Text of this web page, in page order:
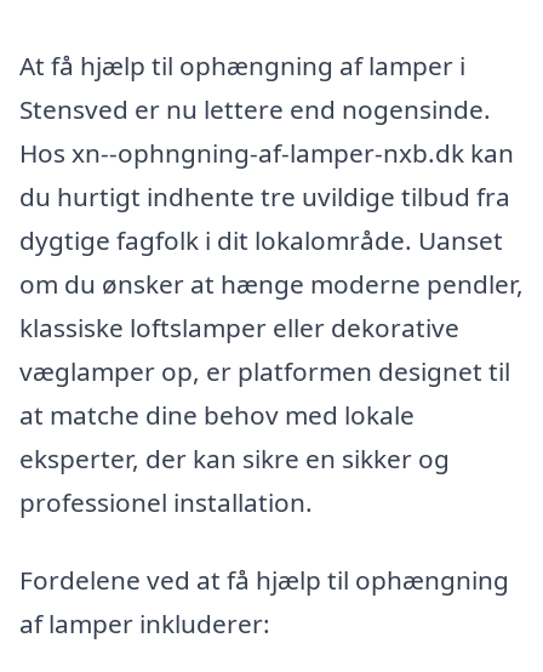
At få hjælp til ophængning af lamper i
Stensved er nu lettere end nogensinde.
Hos xn--ophngning-af-lamper-nxb.dk kan
du hurtigt indhente tre uvildige tilbud fra
dygtige fagfolk i dit lokalområde. Uanset
om du ønsker at hænge moderne pendler,
klassiske loftslamper eller dekorative
væglamper op, er platformen designet til
at matche dine behov med lokale
eksperter, der kan sikre en sikker og
professionel installation.
Fordelene ved at få hjælp til ophængning
af lamper inkluderer: